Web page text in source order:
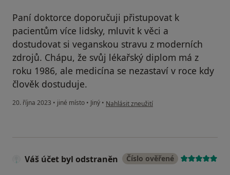
Paní doktorce doporučuji přistupovat k
pacientům více lidsky, mluvit k věci a
dostudovat si veganskou stravu z moderních
zdrojů. Chápu, že svůj lékařský diplom má z
roku 1986, ale medicína se nezastaví v roce kdy
člověk dostuduje.
20. října 2023 • jiné místo • Jiný • podle názoru uživatele jan
Nahlásit zneužití
Váš účet byl odstraněn Číslo ověřené